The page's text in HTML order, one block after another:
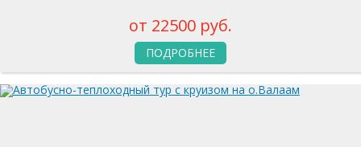
от 22500 руб.
ПОДРОБНЕЕ